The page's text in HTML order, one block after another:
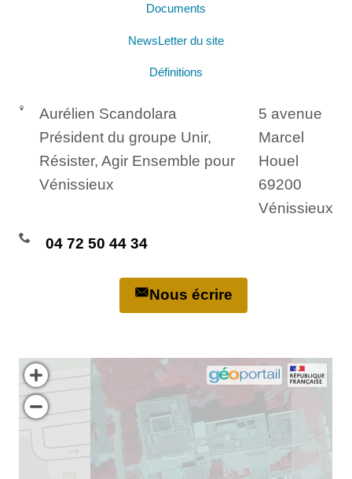
Documents
NewsLetter du site
Définitions
Aurélien Scandolara
Président du groupe Unir,
Résister, Agir Ensemble pour
Vénissieux
5 avenue
Marcel
Houel
69200
Vénissieux
04 72 50 44 34
Nous écrire